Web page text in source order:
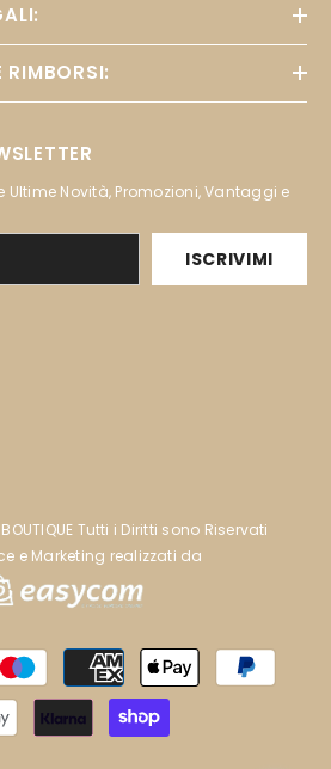
RIMBORSI:
Novità, Promozioni, Vantaggi e
ISCRIVIMI
Tutti i Diritti sono Riservati
e Marketing realizzati da
Metodi
di
pagamento